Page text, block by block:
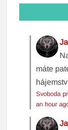
máte
Svoboda
an hour